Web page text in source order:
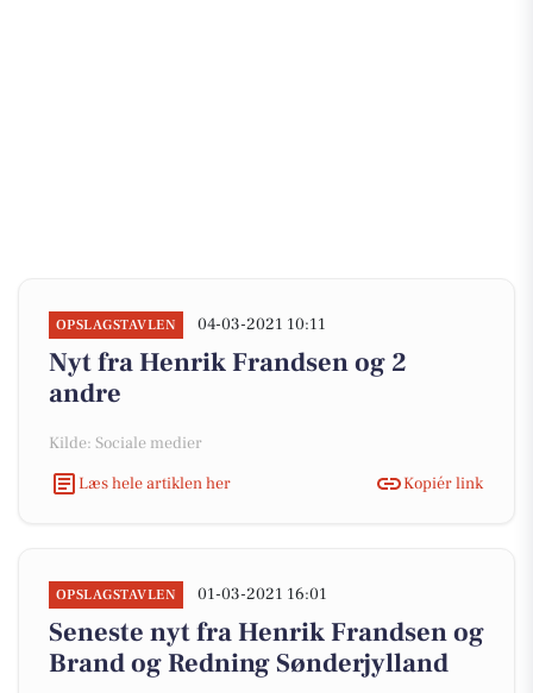
OPSLAGSTAVLEN 04-03-2021 10:11
Nyt fra Henrik Frandsen og 2
andre
Kilde: Sociale medier
Læs hele artiklen her
Kopiér link
OPSLAGSTAVLEN 01-03-2021 16:01
Seneste nyt fra Henrik Frandsen og
Brand og Redning Sønderjylland